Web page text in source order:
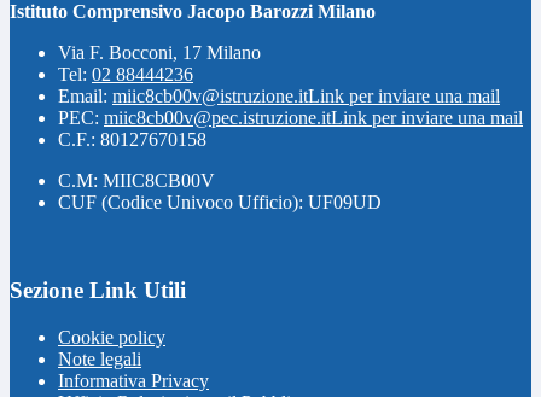
Istituto Comprensivo Jacopo Barozzi Milano
Via F. Bocconi, 17 Milano
Tel: 02 88444236
Email: miic8cb00v@istruzione.itLink per inviare una mail
PEC: miic8cb00v@pec.istruzione.itLink per inviare una mail
C.F.: 80127670158
C.M: MIIC8CB00V
CUF (Codice Univoco Ufficio): UF09UD
Sezione Link Utili
Cookie policy
Note legali
Informativa Privacy